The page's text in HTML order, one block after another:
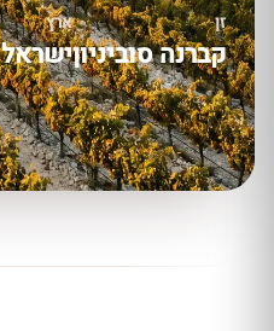
זן
קברנה סוביניון
ארץ
ישראל